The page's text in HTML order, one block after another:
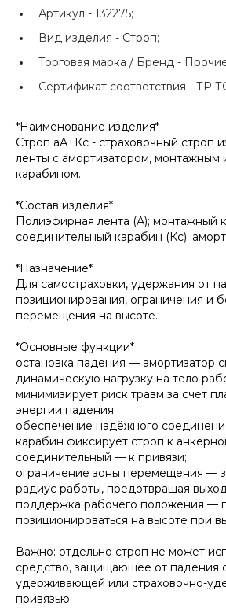
Артикул - 132275;
Вид изделия - Строп;
Торговая марка / Бренд -
Сертификат соответствия - ТР
*Наименование изделия*
Строп аА+Кс - страховочный строп
ленты с амортизатором, монтажным
карабином.
*Состав изделия*
Полиэфирная лента (А); монтажный
соединительный карабин (Кс);
*Назначение*
Для самостраховки, удержания от
позиционирования, ограничения и
перемещения на высоте.
*Основные функции*
остановка падения — амортизатор
динамическую нагрузку на тело
минимизирует риск травм за счёт
энергии падения;
обеспечение надёжного
карабин фиксирует строп к
соединительный — к привязи;
ограничение зоны перемещения —
радиус работы, предотвращая
поддержка рабочего положения —
позиционироваться на высоте при
Важно: отдельно строп не может
средство, защищающее от падения
удерживающей или страховочно-
привязью.